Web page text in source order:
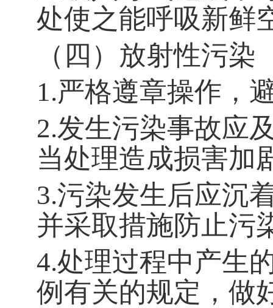
处使之能呼吸新鲜
（四）放射性污染
1.严格遵章操作，
2.发生污染事故应
当处理造成损害加
3.污染发生后应沉
并采取措施防止污
4.处理过程中产生
例有关的规定，做